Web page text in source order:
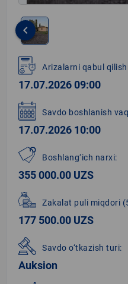
1
of
1
keyboard_arrow_left
Arizalarni qabul
17.07.2026 09:00
Savdo boshlanish
17.07.2026 10:00
Boshlang‘ich narxi:
355 000.00 UZS
Zakalat puli miqdori
177 500.00 UZS
Savdo o‘tkazish turi:
Auksion